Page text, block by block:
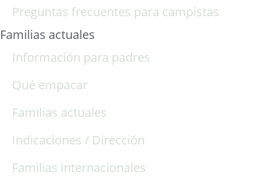
Preguntas frecuentes para campistas
Familias actuales
Información para padres
Qué empacar
Familias actuales
Indicaciones / Dirección
Familias internacionales